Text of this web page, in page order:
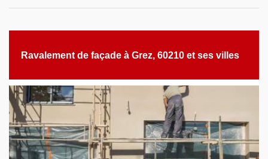
Ravalement de façade à Grez, 60210 et ses villes